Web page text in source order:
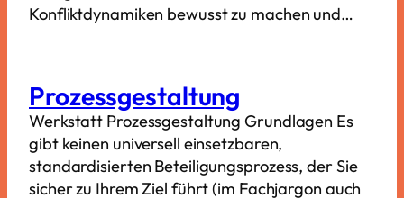
Konfliktdynamiken bewusst zu machen und…
Prozessgestaltung
Werkstatt Prozessgestaltung Grundlagen Es
gibt keinen universell einsetzbaren,
standardisierten Beteiligungsprozess, der Sie
sicher zu Ihrem Ziel führt (im Fachjargon auch